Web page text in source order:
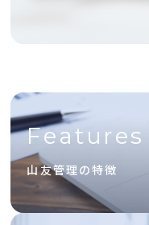
Features
山友管理の特徴